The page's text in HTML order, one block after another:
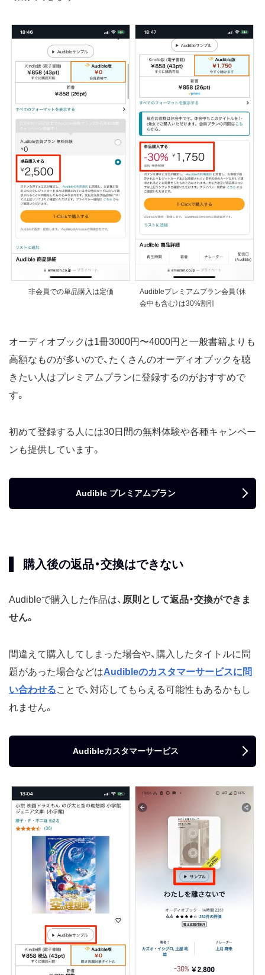
非会員での単品購入は定価
Audibleプレミアムプラン会員（休
会中も含む）は30%割引
オーディオブックは1冊3000円〜4000円と一般書籍よりも
高額なものが多いので、たくさんのオーディオブックを聴
きたい人はプレミアムプランに登録するのがおすすめで
す。
初めて登録する人には30日間の無料体験や各種キャンペー
ンも提供しています。
Audible プレミアムプラン
購入後の返品・交換はできない
Audibleで購入した作品は、 原則として返品・交換ができま
せん。
間違えて購入してしまった場合や、購入したタイトルに問
題があった場合などはAudibleのカスタマーサービスに問
い合わせることで、対応してもらえる可能性もあるかもし
れません。
Audibleカスタマーサービス